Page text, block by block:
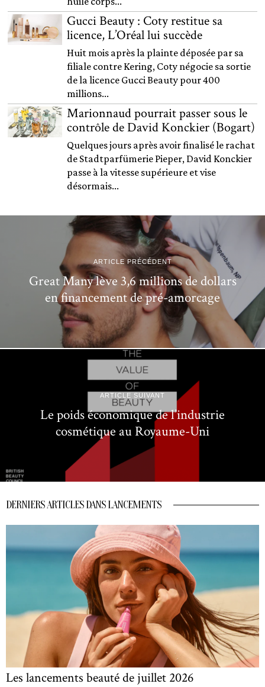
Gucci Beauty : Coty restitue sa
licence, L’Oréal lui succède
Huit mois après la plainte déposée par sa
filiale contre Kering, Coty négocie sa sortie
de la licence Gucci Beauty pour 400
millions...
Marionnaud pourrait passer sous le
contrôle de David Konckier (Bogart)
Quelques jours après avoir finalisé le rachat
de Stadtparfümerie Pieper, David Konckier
passe à la vitesse supérieure et vise
désormais...
ARTICLE PRÉCÉDENT
Great Many lève 3,6 millions de dollars
en financement de pré-amorcage
ARTICLE SUIVANT
Le poids économique de l’industrie
cosmétique au Royaume-Uni
DERNIERS ARTICLES DANS LANCEMENTS
Les lancements beauté de juillet 2026